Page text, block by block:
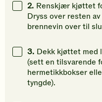
2. Renskjær kjøttet
Dryss over resten
brennevin over til
3. Dekk kjøttet med
(sett en tilsvarende
hermetikkbokser
tyngde).